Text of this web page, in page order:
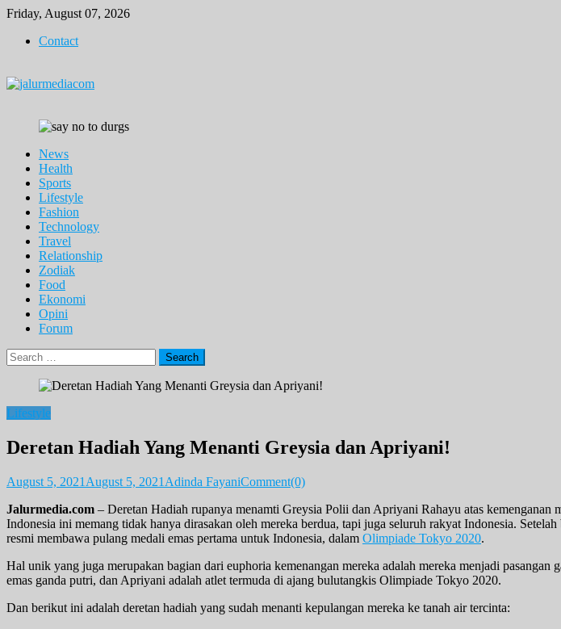
Skip
content
Friday, August 07, 2026
Contact
News
Health
Sports
Lifestyle
Fashion
Technology
Travel
Relationship
Zodiak
Food
Ekonomi
Opini
Forum
Search
for:
Lifestyle
Deretan Hadiah Yang Menanti Greysia dan Apriyani!
August 5, 2021 August 5, 2021 Adinda FayaniComment(0)
Jalurmedia.com – Deretan Hadiah rupanya menamti Greysia Polii dan Apriyani Rahayu atas
Indonesia ini memang tidak hanya dirasakan oleh mereka berdua, tapi juga seluruh rakyat Indonesia.
resmi membawa pulang medali emas pertama untuk Indonesia, dalam Olimpiade Tokyo 2020.
Hal unik yang juga merupakan bagian dari euphoria kemenangan mereka adalah mereka menjadi
emas ganda putri, dan Apriyani adalah atlet termuda di ajang bulutangkis Olimpiade Tokyo 2020.
Dan berikut ini adalah deretan hadiah yang sudah menanti kepulangan mereka ke tanah air tercinta: